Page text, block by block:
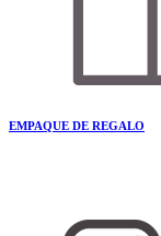
EMPAQUE DE REGALO